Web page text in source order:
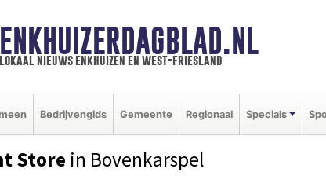
ENKHUIZERDAGBLAD.NL
lokaal nieuws enkhuizen en west-friesland
Bedrijvengids Gemeente Regionaal Specials
Store in Bovenkarspel